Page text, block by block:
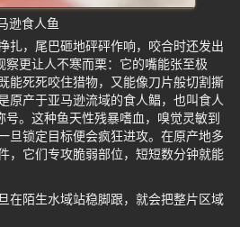
逊食人鱼
扎，尾巴砸地砰砰作响，咬合时还发出
察更让人不寒而栗：它的嘴能张至极
能死死咬住猎物，又能像刀片般切割撕
原产于亚马逊流域的食人鲳，也叫食人
号。这种鱼天性残暴嗜血，嗅觉灵敏到
旦锁定目标便会疯狂进攻。在原产地多
，它们专攻脆弱部位，短短数分钟就能
在陌生水域站稳脚跟，就会把整片区域